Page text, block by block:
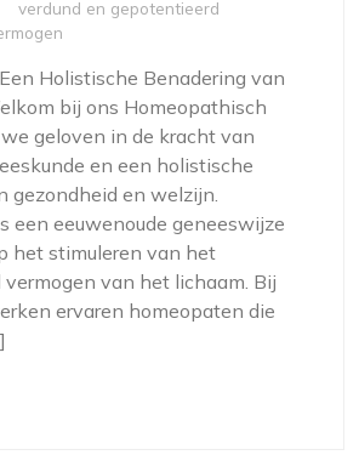
verdund en gepotentieerd
Holistische Benadering van
bij ons Homeopathisch
geloven in de kracht van
en een holistische
gezondheid en welzijn.
een eeuwenoude geneeswijze
het stimuleren van het
van het lichaam. Bij
ervaren homeopaten die